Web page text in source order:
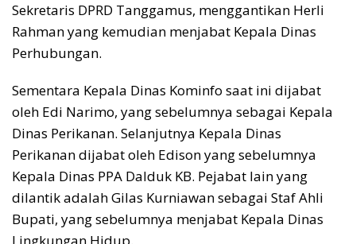
Sekretaris DPRD Tanggamus, menggantikan Herli
Rahman yang kemudian menjabat Kepala Dinas
Perhubungan.
Sementara Kepala Dinas Kominfo saat ini dijabat
oleh Edi Narimo, yang sebelumnya sebagai Kepala
Dinas Perikanan. Selanjutnya Kepala Dinas
Perikanan dijabat oleh Edison yang sebelumnya
Kepala Dinas PPA Dalduk KB. Pejabat lain yang
dilantik adalah Gilas Kurniawan sebagai Staf Ahli
Bupati, yang sebelumnya menjabat Kepala Dinas